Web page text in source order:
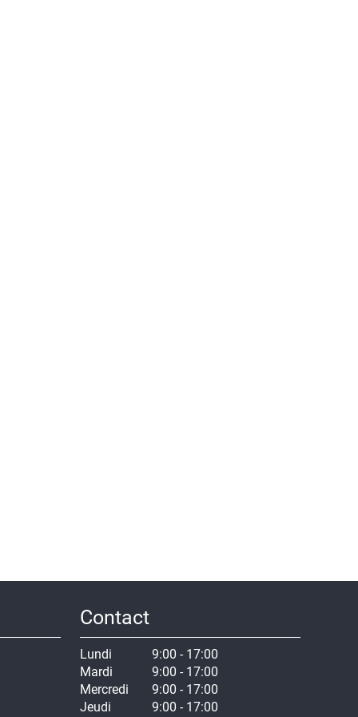
Contact
Lundi
9:00 - 17:00
Mardi
9:00 - 17:00
Mercredi
9:00 - 17:00
Jeudi
9:00 - 17:00